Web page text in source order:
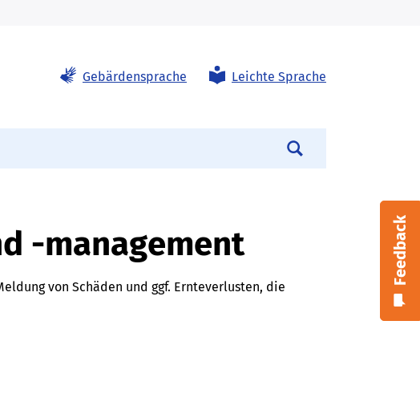
Gebärdensprache Leichte Sprache
Feedback
-management
von Schäden und ggf. Ernteverlusten, die